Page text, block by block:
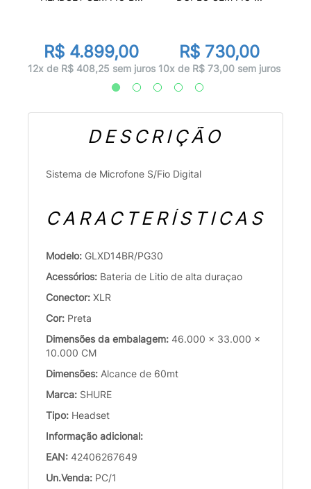
R$ 4.899,00
12x de R$ 408,25 sem juros
R$ 730,00
10x de R$ 73,00 sem juros
DESCRIÇÃO
Sistema de Microfone S/Fio Digital
CARACTERÍSTICAS
Modelo: GLXD14BR/PG30
Acessórios: Bateria de Litio de alta duraçao
Conector: XLR
Cor: Preta
Dimensões da embalagem: 46.000 x 33.000 x
10.000 CM
Dimensões: Alcance de 60mt
Marca: SHURE
Tipo: Headset
Informação adicional:
EAN: 42406267649
Un.Venda: PC/1